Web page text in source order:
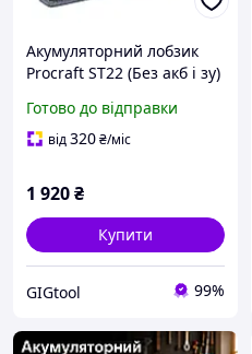
Акумуляторний лобзик
Procraft ST22 (Без акб і зу)
Готово до відправки
від320₴/міс
1 920₴
Купити
GIGtool 99%